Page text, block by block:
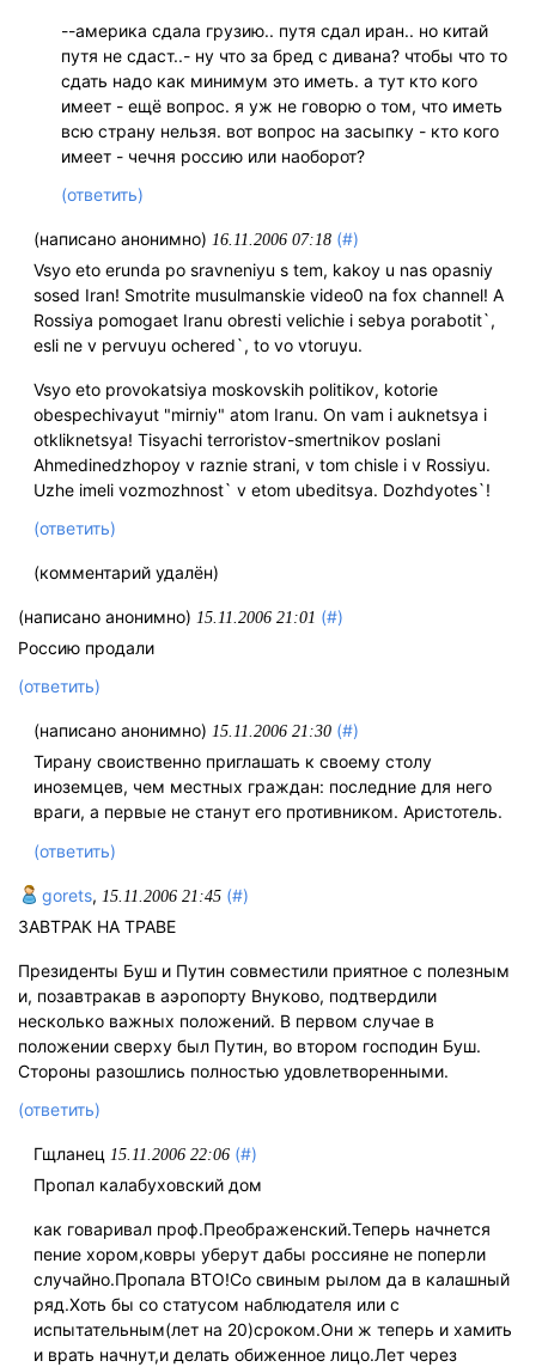
--америка сдала грузию.. путя сдал иран.. но китай
путя не сдаст..- ну что за бред с дивана? чтобы что то
сдать надо как минимум это иметь. а тут кто кого
имеет - ещё вопрос. я уж не говорю о том, что иметь
всю страну нельзя. вот вопрос на засыпку - кто кого
имеет - чечня россию или наоборот?
(ответить)
(написано анонимно) 16.11.2006 07:18 (#)
Vsyo eto erunda po sravneniyu s tem, kakoy u nas opasniy
sosed Iran! Smotrite musulmanskie video0 na fox channel! A
Rossiya pomogaet Iranu obresti velichie i sebya porabotit`,
esli ne v pervuyu ochered`, to vo vtoruyu.
Vsyo eto provokatsiya moskovskih politikov, kotorie
obespechivayut "mirniy" atom Iranu. On vam i auknetsya i
otkliknetsya! Tisyachi terroristov-smertnikov poslani
Ahmedinedzhopoy v raznie strani, v tom chisle i v Rossiyu.
Uzhe imeli vozmozhnost` v etom ubeditsya. Dozhdyotes`!
(ответить)
(комментарий удалён)
(написано анонимно) 15.11.2006 21:01 (#)
Россию продали
(ответить)
(написано анонимно) 15.11.2006 21:30 (#)
Тирану своиственно приглашать к своему столу
иноземцев, чем местных граждан: последние для него
враги, а первые не станут его противником. Аристотель.
(ответить)
gorets, 15.11.2006 21:45 (#)
ЗАВТРАК НА ТРАВЕ
Президенты Буш и Путин совместили приятное с полезным
и, позавтракав в аэропорту Внуково, подтвердили
несколько важных положений. В первом случае в
положении сверху был Путин, во втором господин Буш.
Стороны разошлись полностью удовлетворенными.
(ответить)
Гщланец 15.11.2006 22:06 (#)
Пропал калабуховский дом
как говаривал проф.Преображенский.Теперь начнется
пение хором,ковры уберут дабы россияне не поперли
случайно.Пропала ВТО!Со свиным рылом да в калашный
ряд.Хоть бы со статусом наблюдателя или с
испытательным(лет на 20)сроком.Они ж теперь и хамить
и врать начнут,и делать обиженное лицо.Лет через